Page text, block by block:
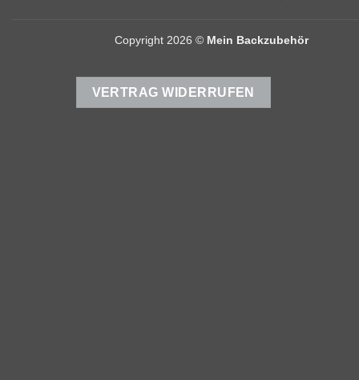
Copyright 2026 © Mein Backzubehör
VERTRAG WIDERRUFEN